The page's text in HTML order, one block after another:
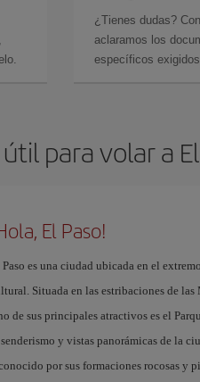
¿Tienes dudas?
aclaramos los
específicos
para volar a
El Paso!
es una ciudad ubicada en el
Situada en las estribaciones de
de sus principales atractivos es el
y vistas panorámicas de la
por sus formaciones rocosas y